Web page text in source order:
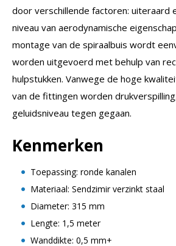
door verschillende factoren: uiteraard
niveau van aerodynamische
montage van de spiraalbuis wordt
worden uitgevoerd met behulp van
hulpstukken. Vanwege de hoge
van de fittingen worden
geluidsniveau tegen gegaan.
Kenmerken
Toepassing: ronde kanalen
Materiaal: Sendzimir verzinkt staal
Diameter: 315 mm
Lengte: 1,5 meter
Wanddikte: 0,5 mm+